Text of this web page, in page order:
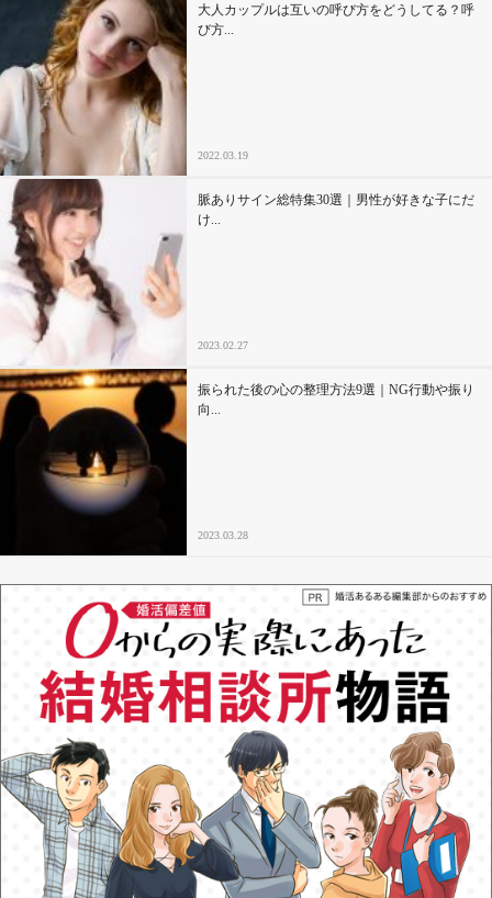
大人カップルは互いの呼び方をどうしてる？呼
び方...
2022.03.19
脈ありサイン総特集30選｜男性が好きな子にだ
け...
2023.02.27
振られた後の心の整理方法9選｜NG行動や振り
向...
2023.03.28